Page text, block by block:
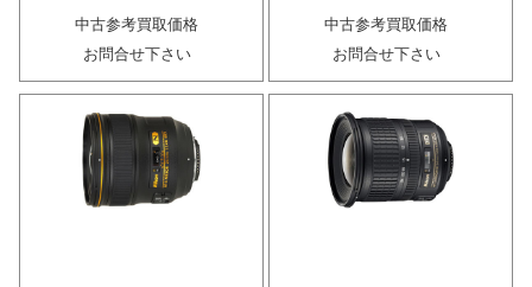
中古参考買取価格
お問合せ下さい
中古参考買取価格
お問合せ下さい